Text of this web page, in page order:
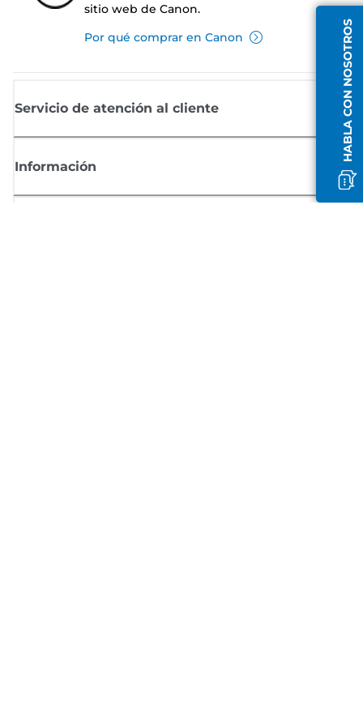
HABLA CON NOSOTROS
sitio web de Canon.
Por qué comprar en Canon
Servicio de atención al cliente
Información